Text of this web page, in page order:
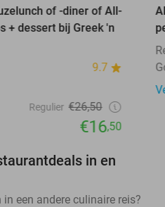
of -diner of All-
+ dessert bij Greek 'n
9.7
Regulier €26,50
€16,50
in en
een andere culinaire reis?